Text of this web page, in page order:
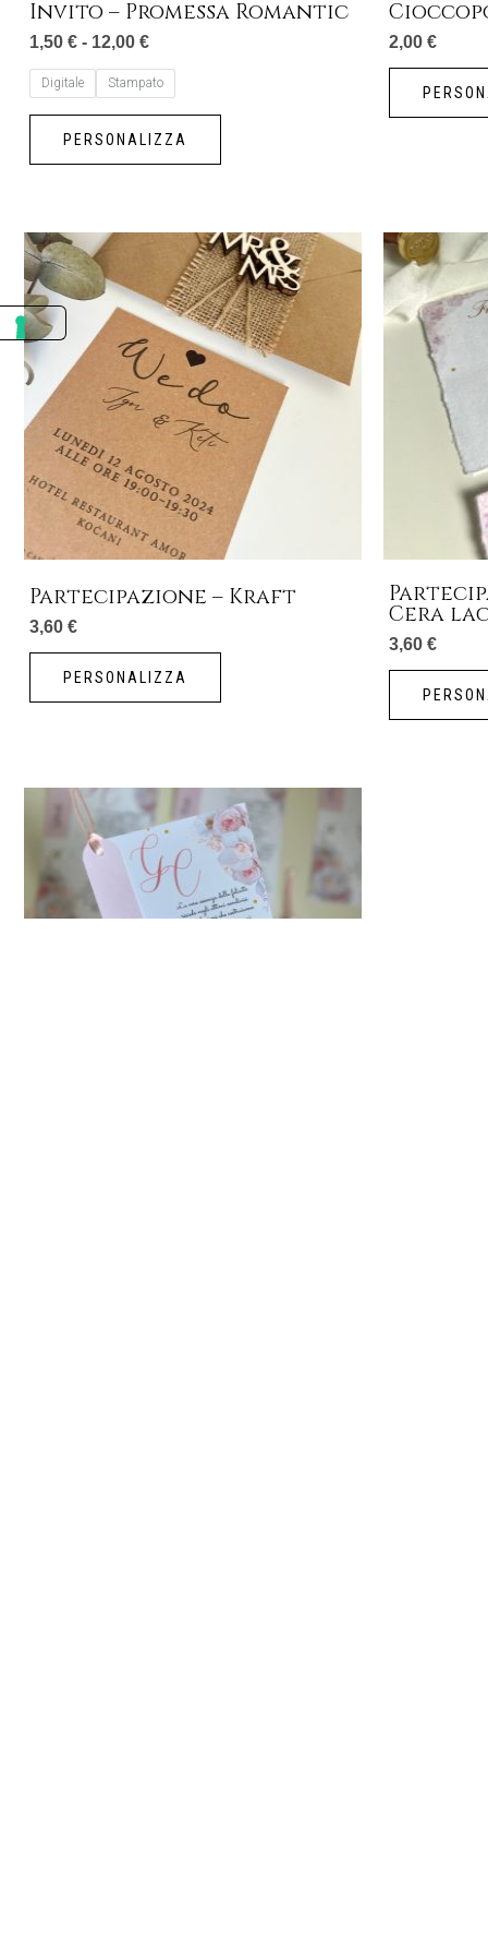
Invito – Promessa Romantic
1,50 € - 12,00 €
Digitale Stampato
PERSONALIZZA
del
2,00 €
Partecipazione – Kraft
3,60 €
PERSONALIZZA
Cera
3,60 €